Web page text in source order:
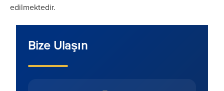
edilmektedir.
Bize Ulaşın